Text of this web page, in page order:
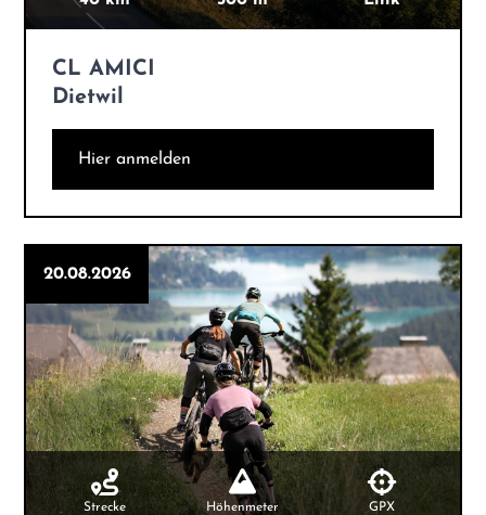
CL AMICI
Dietwil
Hier anmelden
20.08.2026
Strecke Höhenmeter GPX